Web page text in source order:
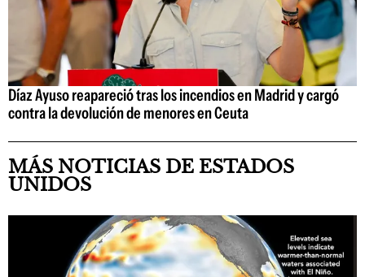
Díaz Ayuso reapareció tras los incendios en Madrid y cargó
contra la devolución de menores en Ceuta
MÁS NOTICIAS DE ESTADOS
UNIDOS